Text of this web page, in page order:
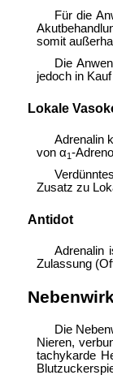
Für die
somit
Die
jedoch in
Lokale
Adrenalin
von α1-
Zusatz zu
Antidot
Adrenalin
Zulassung (
Die
Nieren,
tachykarde